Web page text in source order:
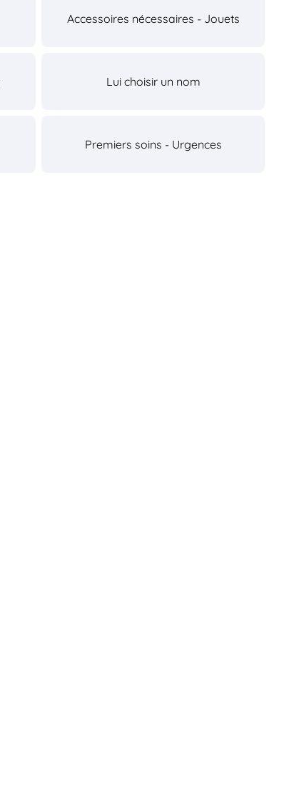
Accessoires nécessaires - Jouets
Lui choisir un nom
Premiers soins - Urgences